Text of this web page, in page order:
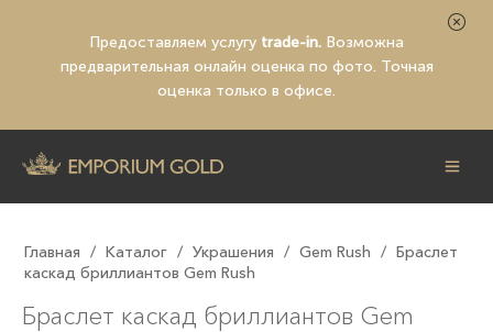
Предоставляем услугу trade-in. Возможна
предварительная онлайн оценка по фото. Точная
оценка только в офисе.
Главная / Каталог / Украшения / Gem Rush / Браслет
каскад бриллиантов Gem Rush
Браслет каскад бриллиантов Gem